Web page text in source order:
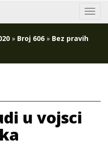
» Broj 606 » Bez pravih
u vojsci